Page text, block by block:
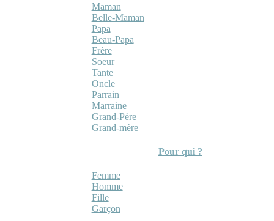
Maman
Belle-Maman
Papa
Beau-Papa
Frère
Soeur
Tante
Oncle
Parrain
Marraine
Grand-Père
Grand-mère
Pour qui ?
Femme
Homme
Fille
Garçon